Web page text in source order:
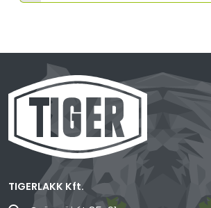
TIGERLAKK Kft.